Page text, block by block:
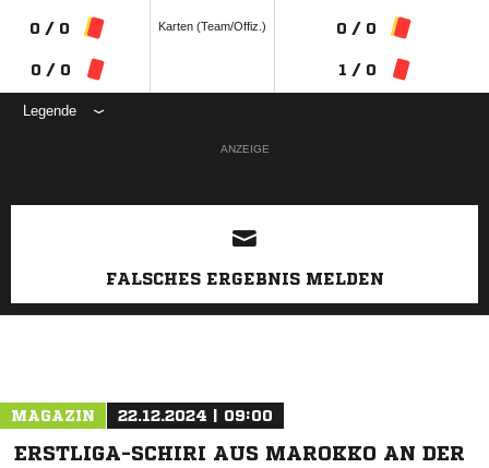
0 / 0
0 / 0
Karten (Team/Offiz.) 0 / 0
1 / 0
Legende
ANZEIGE
FALSCHES ERGEBNIS MELDEN
MAGAZIN 22.12.2024 | 09:00
ERSTLIGA-SCHIRI AUS MAROKKO AN DER